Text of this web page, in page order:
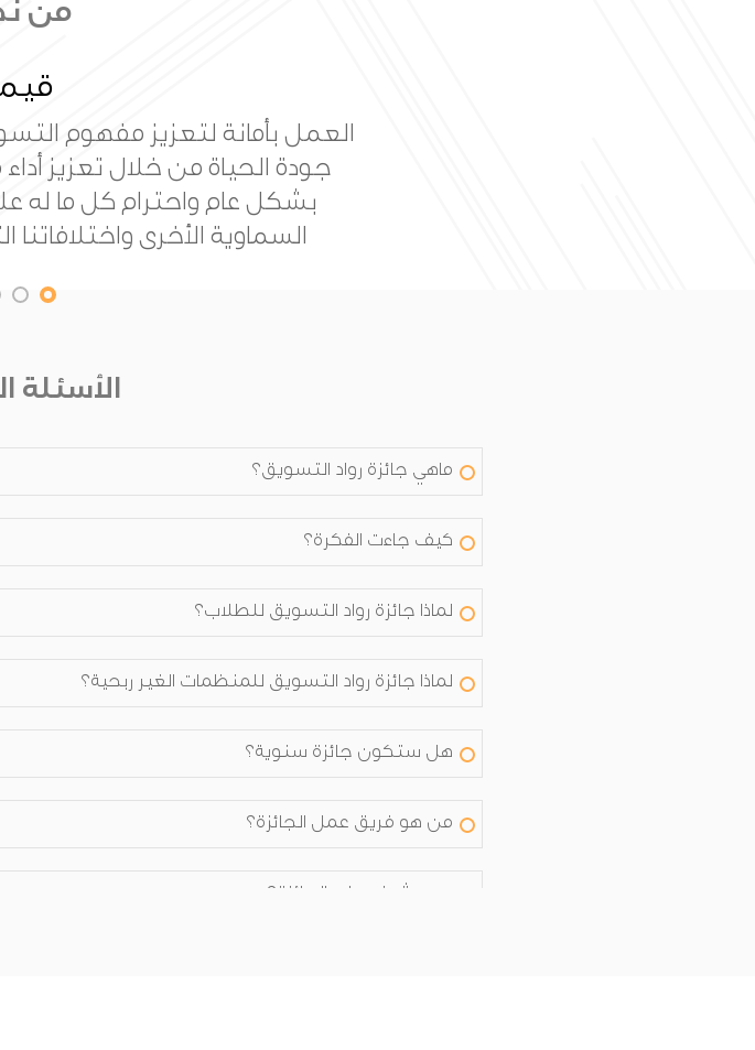
من
بناء جائزة عالمية للتسويق
خلال المصداقية والمعايير
بناء
الأسئلة
ماهي جائزة رواد التسويق؟
كيف جاءت الفكرة؟
لماذا جائزة رواد التسويق للطلاب؟
لماذا جائزة رواد التسويق للمنظمات الغير ربحية؟
هل ستكون جائزة سنوية؟
من هو فريق عمل الجائزة؟